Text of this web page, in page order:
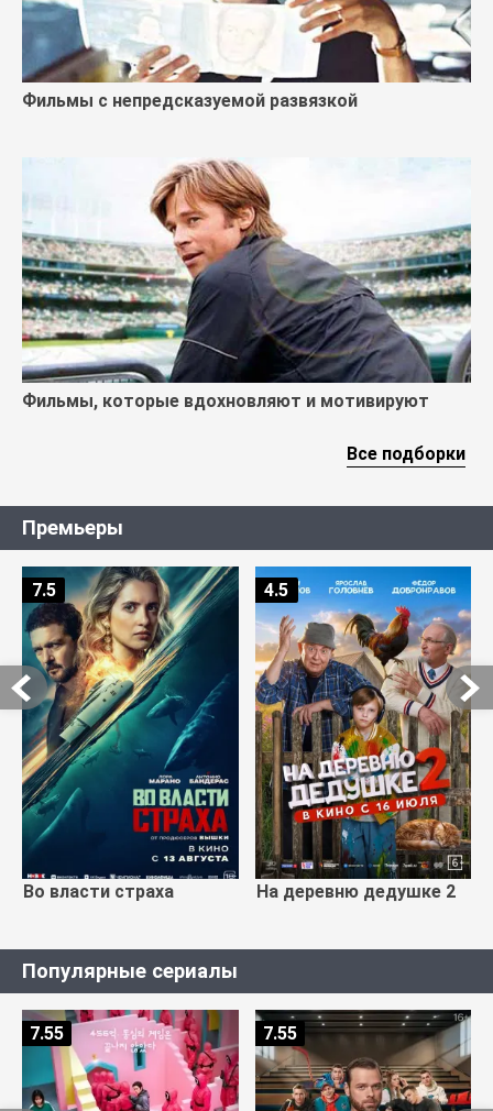
Фильмы с непредсказуемой развязкой
Фильмы, которые вдохновляют и мотивируют
Все подборки
Премьеры
Во власти страха
7.5
На деревню дедушке 2
4.5
Популярные сериалы
7.55 7.55